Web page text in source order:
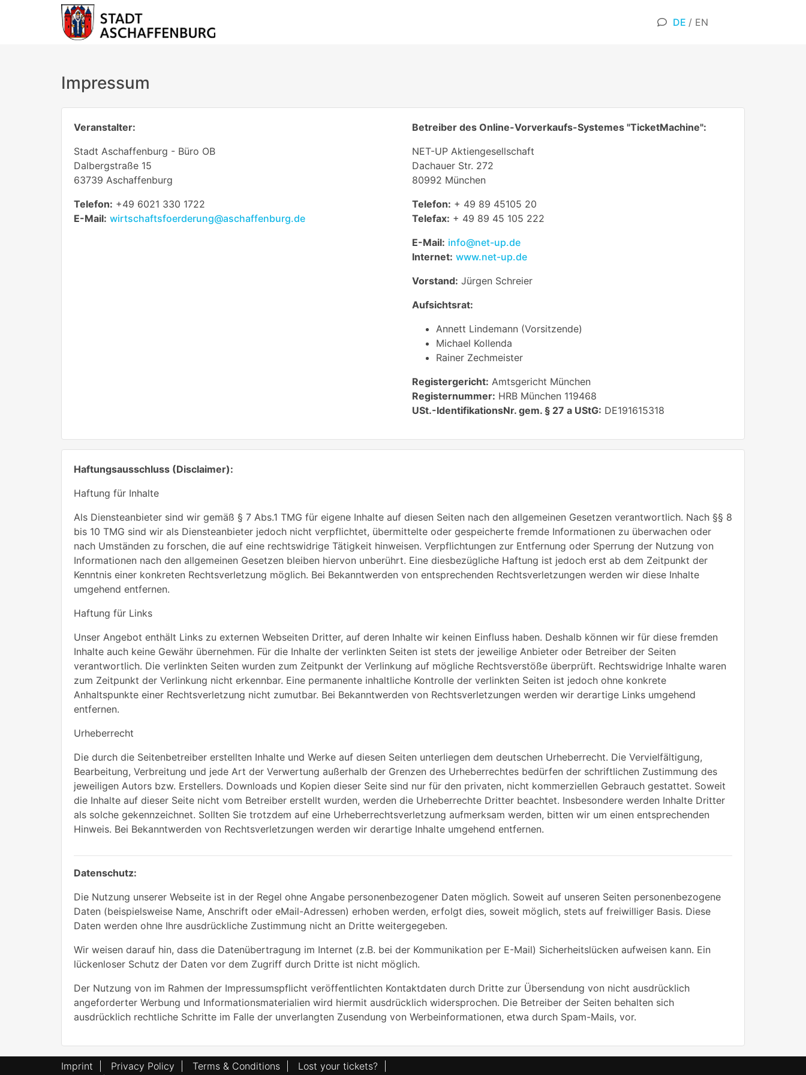
DE / EN
Impressum
Veranstalter:
Stadt Aschaffenburg - Büro OB
Dalbergstraße 15
63739 Aschaffenburg
Telefon: +49 6021 330 1722
E-Mail: wirtschaftsfoerderung@aschaffenburg.de
Betreiber des Online-Vorverkaufs-Systemes "TicketMachine":
NET-UP Aktiengesellschaft
Dachauer Str. 272
80992 München
Telefon: + 49 89 45105 20
Telefax: + 49 89 45 105 222
E-Mail: info@net-up.de
Internet: www.net-up.de
Vorstand: Jürgen Schreier
Aufsichtsrat:
Annett Lindemann (Vorsitzende)
Michael Kollenda
Rainer Zechmeister
Registergericht: Amtsgericht München
Registernummer: HRB München 119468
USt.-IdentifikationsNr. gem. § 27 a UStG: DE191615318
Haftungsausschluss (Disclaimer):
Haftung für Inhalte
Als Diensteanbieter sind wir gemäß § 7 Abs.1 TMG für eigene Inhalte auf diesen Seiten nach den allgemeinen Gesetzen verantwortlich. Nach §§ 8
bis 10 TMG sind wir als Diensteanbieter jedoch nicht verpflichtet, übermittelte oder gespeicherte fremde Informationen zu überwachen oder
nach Umständen zu forschen, die auf eine rechtswidrige Tätigkeit hinweisen. Verpflichtungen zur Entfernung oder Sperrung der Nutzung von
Informationen nach den allgemeinen Gesetzen bleiben hiervon unberührt. Eine diesbezügliche Haftung ist jedoch erst ab dem Zeitpunkt der
Kenntnis einer konkreten Rechtsverletzung möglich. Bei Bekanntwerden von entsprechenden Rechtsverletzungen werden wir diese Inhalte
umgehend entfernen.
Haftung für Links
Unser Angebot enthält Links zu externen Webseiten Dritter, auf deren Inhalte wir keinen Einfluss haben. Deshalb können wir für diese fremden
Inhalte auch keine Gewähr übernehmen. Für die Inhalte der verlinkten Seiten ist stets der jeweilige Anbieter oder Betreiber der Seiten
verantwortlich. Die verlinkten Seiten wurden zum Zeitpunkt der Verlinkung auf mögliche Rechtsverstöße überprüft. Rechtswidrige Inhalte waren
zum Zeitpunkt der Verlinkung nicht erkennbar. Eine permanente inhaltliche Kontrolle der verlinkten Seiten ist jedoch ohne konkrete
Anhaltspunkte einer Rechtsverletzung nicht zumutbar. Bei Bekanntwerden von Rechtsverletzungen werden wir derartige Links umgehend
entfernen.
Urheberrecht
Die durch die Seitenbetreiber erstellten Inhalte und Werke auf diesen Seiten unterliegen dem deutschen Urheberrecht. Die Vervielfältigung,
Bearbeitung, Verbreitung und jede Art der Verwertung außerhalb der Grenzen des Urheberrechtes bedürfen der schriftlichen Zustimmung des
jeweiligen Autors bzw. Erstellers. Downloads und Kopien dieser Seite sind nur für den privaten, nicht kommerziellen Gebrauch gestattet. Soweit
die Inhalte auf dieser Seite nicht vom Betreiber erstellt wurden, werden die Urheberrechte Dritter beachtet. Insbesondere werden Inhalte Dritter
als solche gekennzeichnet. Sollten Sie trotzdem auf eine Urheberrechtsverletzung aufmerksam werden, bitten wir um einen entsprechenden
Hinweis. Bei Bekanntwerden von Rechtsverletzungen werden wir derartige Inhalte umgehend entfernen.
Datenschutz:
Die Nutzung unserer Webseite ist in der Regel ohne Angabe personenbezogener Daten möglich. Soweit auf unseren Seiten personenbezogene
Daten (beispielsweise Name, Anschrift oder eMail-Adressen) erhoben werden, erfolgt dies, soweit möglich, stets auf freiwilliger Basis. Diese
Daten werden ohne Ihre ausdrückliche Zustimmung nicht an Dritte weitergegeben.
Wir weisen darauf hin, dass die Datenübertragung im Internet (z.B. bei der Kommunikation per E-Mail) Sicherheitslücken aufweisen kann. Ein
lückenloser Schutz der Daten vor dem Zugriff durch Dritte ist nicht möglich.
Der Nutzung von im Rahmen der Impressumspflicht veröffentlichten Kontaktdaten durch Dritte zur Übersendung von nicht ausdrücklich
angeforderter Werbung und Informationsmaterialien wird hiermit ausdrücklich widersprochen. Die Betreiber der Seiten behalten sich
ausdrücklich rechtliche Schritte im Falle der unverlangten Zusendung von Werbeinformationen, etwa durch Spam-Mails, vor.
Imprint Privacy Policy Terms & Conditions Lost your tickets?